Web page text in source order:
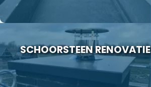
SCHOORSTEEN RENOVATIE